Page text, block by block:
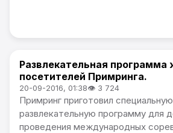
Спорт
Развлекательная
посетителей Примринга.
20-09-2016, 01:38👁 3 724
Примринг приготовил специальную
развлекательную программу для
проведения международных